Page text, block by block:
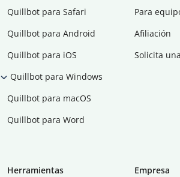
Quillbot para Safari
Quillbot para Android
Quillbot para iOS
Quillbot para Windows
Quillbot para macOS
Quillbot para Word
Para
Afiliación
Solicita
Herramientas
Empresa